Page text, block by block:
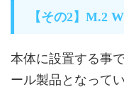
【その2】M.2
本体に設置する事
ール製品となってい